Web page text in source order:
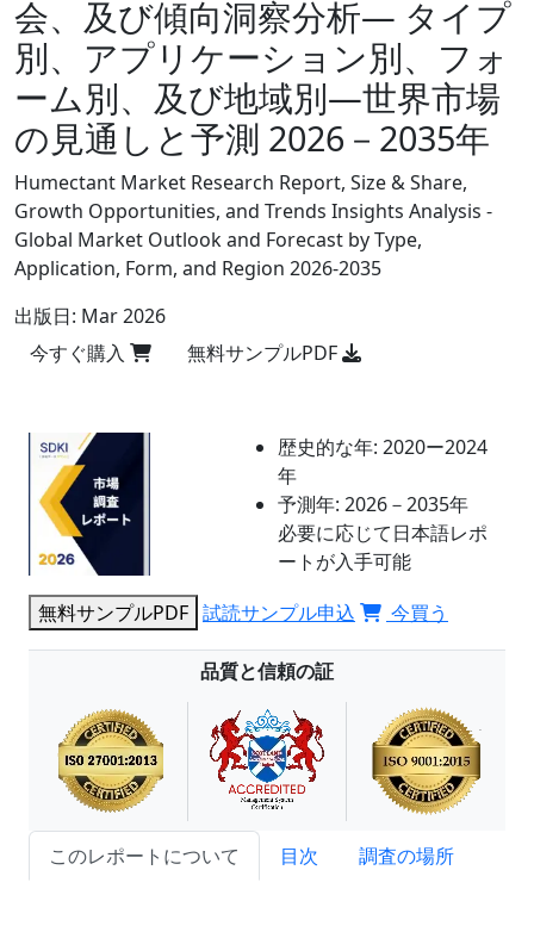
会、及び傾向洞察分析― タイプ
別、アプリケーション別、フォ
ーム別、及び地域別―世界市場
の見通しと予測 2026－2035年
Humectant Market Research Report, Size & Share,
Growth Opportunities, and Trends Insights Analysis -
Global Market Outlook and Forecast by Type,
Application, Form, and Region 2026-2035
出版日: Mar 2026
今すぐ購入
無料サンプルPDF
歴史的な年: 2020ー2024
年
予測年: 2026－2035年
必要に応じて日本語レポ
ートが入手可能
無料サンプルPDF 試読サンプル申込 今買う
品質と信頼の証
このレポートについて 目次
調査の場所